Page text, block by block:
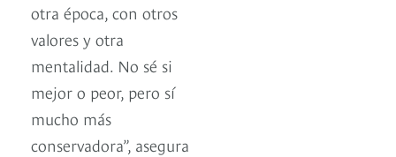
otra época, con otros
valores y otra
mentalidad. No sé si
mejor o peor, pero sí
mucho más
conservadora”, asegura